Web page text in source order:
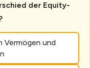
der Equity-
Vermögen und